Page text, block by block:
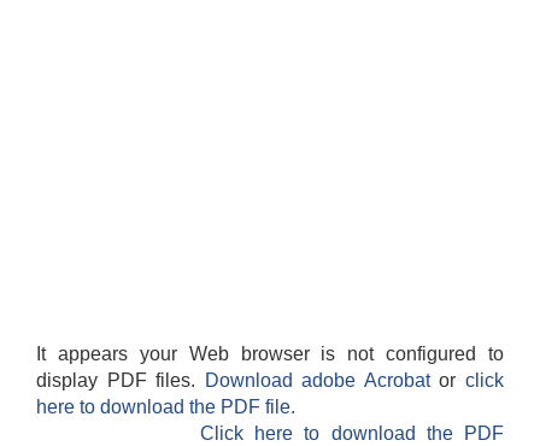
It appears your Web browser is not configured to
display PDF files.
Download adobe Acrobatorclick
here to download the PDF file.
Click here to download the PDF